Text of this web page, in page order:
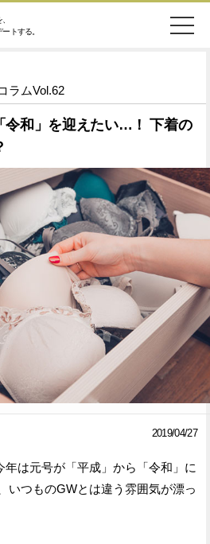
トする。
妊娠・出産
ファッション
SDGs
検
索
ートピとは？
Twitter
ェ
ラムVol.62
令和」を迎えたい…！ 下着の
2019/04/27
は元号が「平成」から「令和」に
いつものGWとは違う雰囲気が漂っ